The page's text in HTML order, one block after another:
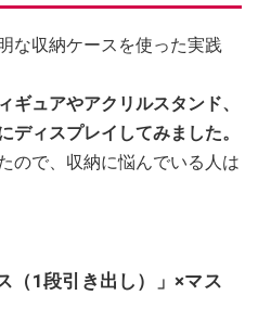
な収納ケースを使った実践
ギュアやアクリルスタンド、
ディスプレイしてみました。
ので、収納に悩んでいる人は
（1段引き出し）」×マス